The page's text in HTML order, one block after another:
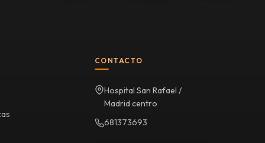
CONTACTO
Hospital San Rafael /
Madrid centro
681373693